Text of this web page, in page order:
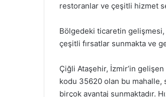
restoranlar ve çeşitli hizmet
Bölgedeki ticaretin gelişmesi,
çeşitli fırsatlar sunmakta ve
Çiğli Ataşehir, İzmir’in
kodu 35620 olan bu mahalle,
birçok avantaj sunmaktadır.